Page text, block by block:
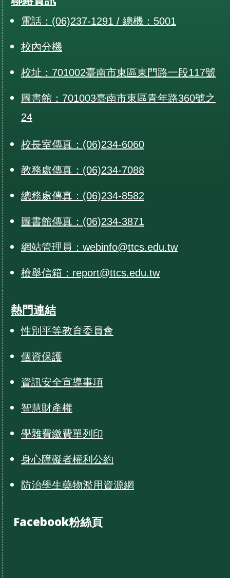
電話：(06)237-1291 / 總機：5001
校內分機
校址：701002臺南市東區東門路一段117號
圖書館：701003臺南市東區青年路360號之
24
校長室傳真：(06)234-6060
教務處傳真：(06)234-7088
總務處傳真：(06)234-8582
圖書館傳真：(06)234-3871
網站管理員：webinfo@ttcs.edu.tw
檢舉信箱：report@ttcs.edu.tw
熱門連結
性別平等教育委員會
個資保護
資訊安全宣導事項
智慧財產權
學雜費繳費單列印
身心障礙者權利公約
防治學生藥物濫用資源網
Facebook粉絲頁